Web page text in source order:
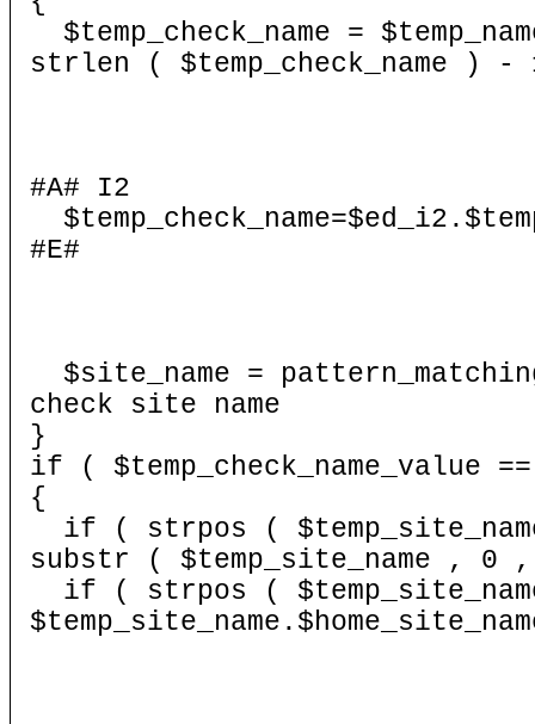
$temp_check_name =
strlen ( $temp_check_name )
#A# I2
#E#
$site_name =
check site name
}
if ( $temp_check_name_value
{
if ( strpos (
substr ( $temp_site_name ,
if ( strpos (